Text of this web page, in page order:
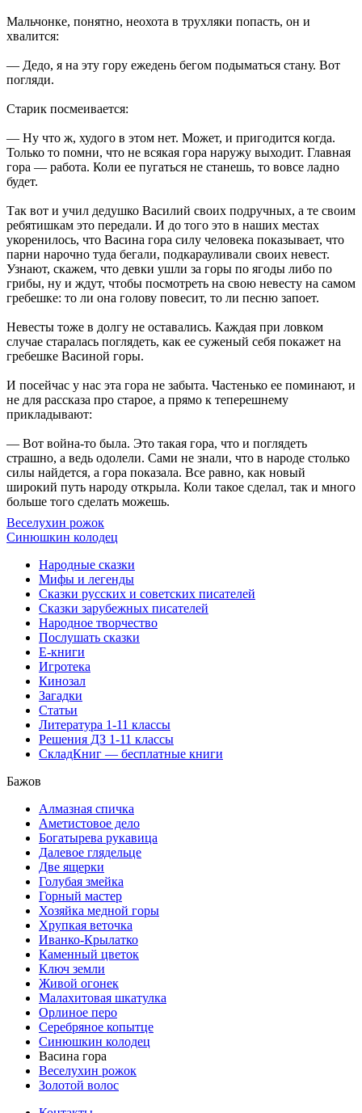
Мальчонке, понятно, неохота в трухляки попасть, он и
хвалится:
— Дедо, я на эту гору ежедень бегом подыматься стану. Вот
погляди.
Старик посмеивается:
— Ну что ж, худого в этом нет. Может, и пригодится когда.
Только то помни, что не всякая гора наружу выходит. Главная
гора — работа. Коли ее пугаться не станешь, то вовсе ладно
будет.
Так вот и учил дедушко Василий своих подручных, а те своим
ребятишкам это передали. И до того это в наших местах
укоренилось, что Васина гора силу человека показывает, что
парни нарочно туда бегали, подкарауливали своих невест.
Узнают, скажем, что девки ушли за горы по ягоды либо по
грибы, ну и ждут, чтобы посмотреть на свою невесту на самом
гребешке: то ли она голову повесит, то ли песню запоет.
Невесты тоже в долгу не оставались. Каждая при ловком
случае старалась поглядеть, как ее суженый себя покажет на
гребешке Васиной горы.
И посейчас у нас эта гора не забыта. Частенько ее поминают, и
не для рассказа про старое, а прямо к теперешнему
прикладывают:
— Вот война-то была. Это такая гора, что и поглядеть
страшно, а ведь одолели. Сами не знали, что в народе столько
силы найдется, а гора показала. Все равно, как новый
широкий путь народу открыла. Коли такое сделал, так и много
больше того сделать можешь.
Веселухин рожок
Синюшкин колодец
Народные сказки
Мифы и легенды
Сказки русских и советских писателей
Сказки зарубежных писателей
Народное творчество
Послушать сказки
Е-книги
Игротека
Кинозал
Загадки
Статьи
Литература 1-11 классы
Решения ДЗ 1-11 классы
СкладКниг — бесплатные книги
Бажов
Алмазная спичка
Аметистовое дело
Богатырева рукавица
Далевое глядельце
Две ящерки
Голубая змейка
Горный мастер
Хозяйка медной горы
Хрупкая веточка
Иванко-Крылатко
Каменный цветок
Ключ земли
Живой огонек
Малахитовая шкатулка
Орлиное перо
Серебряное копытце
Синюшкин колодец
Васина гора
Веселухин рожок
Золотой волос